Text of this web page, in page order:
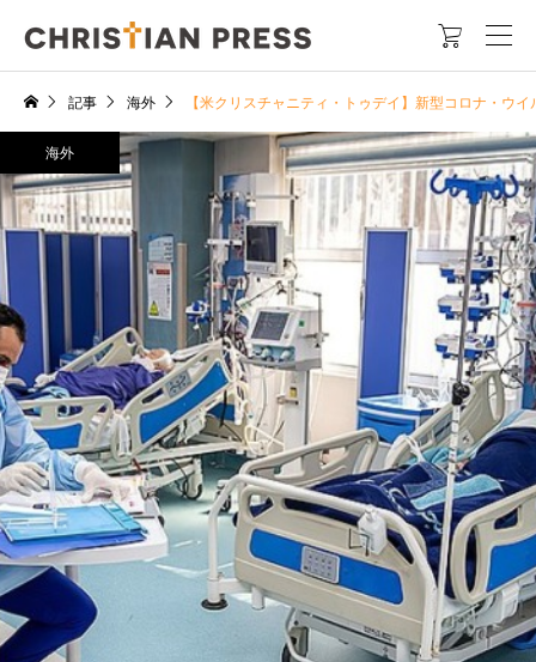

記事 海外 【米クリスチャニティ・トゥデイ】新型コロナ・ウ
海外